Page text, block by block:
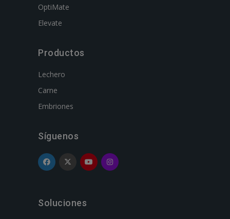
OptiMate
Elevate
Productos
Lechero
Carne
Embriones
Síguenos
Soluciones